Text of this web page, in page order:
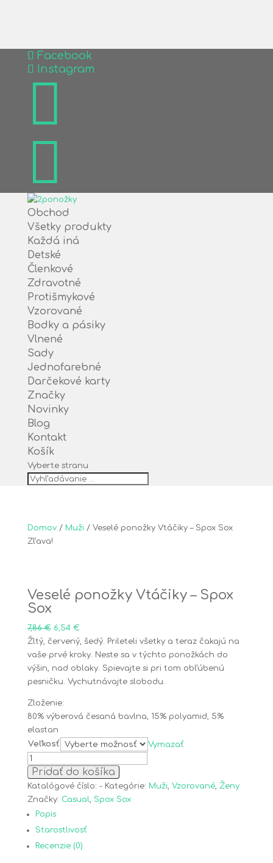
Facebook
Instagram


Obchod
Všetky produkty
Každá iná
Detské
Členkové
Zdravotné
Protišmykové
Vzorované
Bodky a pásiky
Vlnené
Sady
Jednofarebné
Darčekové karty
Značky
Novinky
Blog
Kontakt
Košík
Vyberte stranu
Domov/ Muži / Veselé ponožky Vtáčiky – Spox Sox
Zľava!
Veselé ponožky Vtáčiky – Spox
Sox
7,86€ Original
price
was:
7,86 €.
6,54 €Current
price
is:
6,54 €.
Žltý, červený, šedý. Prileteli všetky a teraz čakajú na
vaše prvé kroky. Neste sa v týchto ponožkách do
výšin, nad oblaky. Spievajte si pri tom obľúbenú
pesničku. Vychutnávajte slobodu.
Zloženie:
80% výberová česaná bavlna, 15% polyamid, 5%
elastan
Veľkosť
Vymazať
množstvo
Veselé
ponožky
Vtáčiky
-
Spox
Pridať do košíka
Katalógové číslo: - Kategórie: Muži, Vzorované, Ženy
Značky: Casual, Spox Sox
Popis
Starostlivosť
Recenzie (0)